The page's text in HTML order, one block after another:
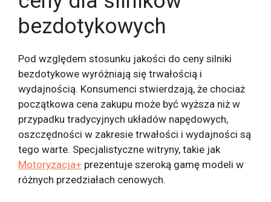
bezdotykowych
Pod względem stosunku jakości do ceny silniki
bezdotykowe wyróżniają się trwałością i
wydajnością. Konsumenci stwierdzają, że chociaż
początkowa cena zakupu może być wyższa niż w
przypadku tradycyjnych układów napędowych,
oszczędności w zakresie trwałości i wydajności są
tego warte. Specjalistyczne witryny, takie jak
Motoryzacja+ prezentuje szeroką gamę modeli w
różnych przedziałach cenowych.